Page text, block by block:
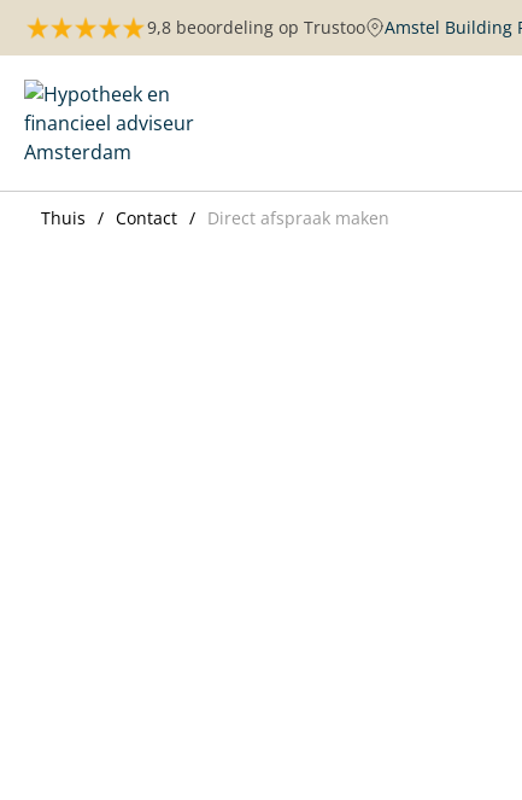
Overslaan
naar
9,8 beoordeling op Trustoo Amstel Building
Thuis Contact Direct afspraak maken